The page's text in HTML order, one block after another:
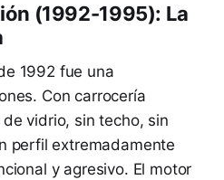
(1992-1995): La
1992 fue una
Con carrocería
vidrio, sin techo, sin
perfil extremadamente
y agresivo. El motor